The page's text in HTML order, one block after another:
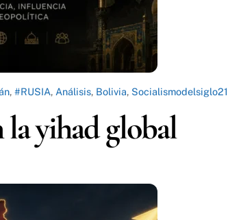
, #RUSIA, Análisis, Bolivia, Socialismodelsiglo21
yihad global